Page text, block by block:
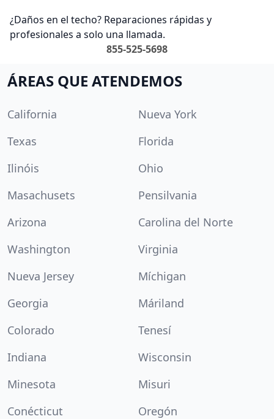
¿Daños en el techo? Reparaciones rápidas y
profesionales a solo una llamada.
855-525-5698
ÁREAS QUE ATENDEMOS
California
Nueva York
Texas
Florida
Ilinóis
Ohio
Masachusets
Pensilvania
Arizona
Carolina del Norte
Washington
Virginia
Nueva Jersey
Míchigan
Georgia
Máriland
Colorado
Tenesí
Indiana
Wisconsin
Minesota
Misuri
Conécticut
Oregón